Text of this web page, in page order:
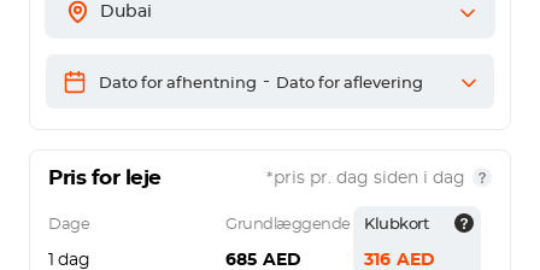
Dubai
Dato for afhentning - Dato for aflevering
Pris for leje *pris pr. dag siden i dag
Dage Grundlæggende Klubkort
1 dag 685 AED 316 AED